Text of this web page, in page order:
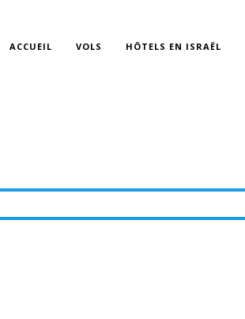
ACCUEIL VOLS HÔTELS EN ISRAËL